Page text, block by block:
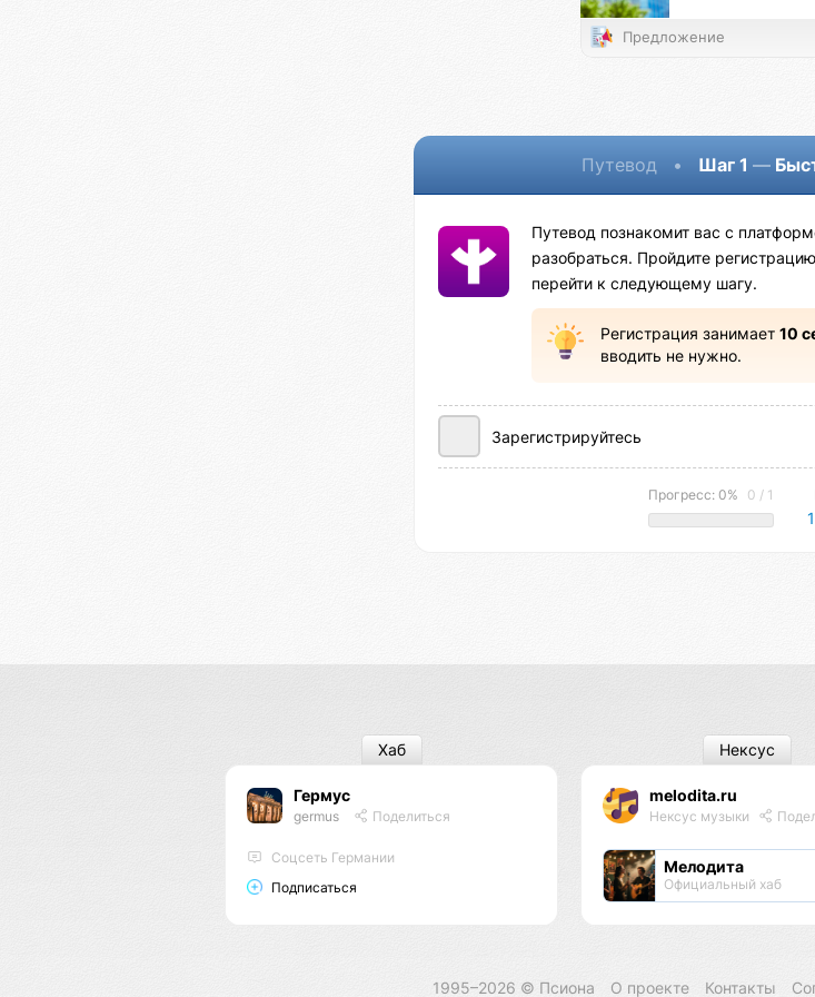
Предложение
Путевод • Шаг 1 —
Путевод познакомит вас с
разобраться. Пройдите
перейти к следующему шагу.
Регистрация занимает 10
вводить не нужно.
Зарегистрируйтесь
Прогресс: 0% 0 / 1
1
Гермус
germus Поделиться
Соцсеть Германии
Подписаться
Хаб
melodita.ru
Нексус музыки
Мелодита
Официальный хаб
Нексус
1995–2026 © Псиона О проекте Контакты